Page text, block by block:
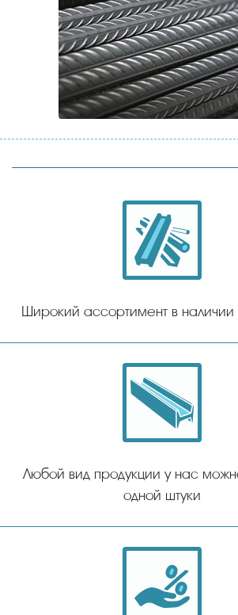
Широкий ассортимент в наличии
Любой вид продукции у нас
одной штуки